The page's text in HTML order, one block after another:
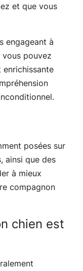
et que vous
engageant à
pouvez
enrichissante
posées sur
ainsi que des
à mieux
compagnon
chien est